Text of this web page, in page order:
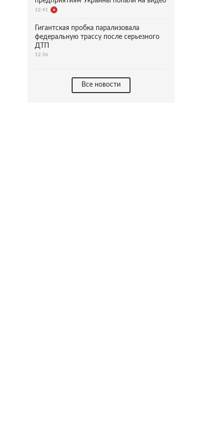
12:41
Гигантская пробка парализовала
федеральную трассу после серьезного
ДТП
12:36
Все новости